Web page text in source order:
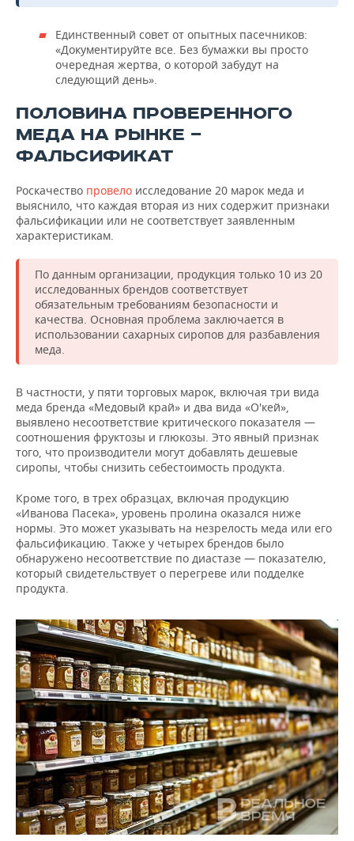
Единственный совет от опытных пасечников:
«Документируйте все. Без бумажки вы просто
очередная жертва, о которой забудут на
следующий день».
ПОЛОВИНА ПРОВЕРЕННОГО
МЕДА НА РЫНКЕ —
ФАЛЬСИФИКАТ
Роскачество провело исследование 20 марок меда и
выяснило, что каждая вторая из них содержит признаки
фальсификации или не соответствует заявленным
характеристикам.
По данным организации, продукция только 10 из 20
исследованных брендов соответствует
обязательным требованиям безопасности и
качества. Основная проблема заключается в
использовании сахарных сиропов для разбавления
меда.
В частности, у пяти торговых марок, включая три вида
меда бренда «Медовый край» и два вида «О'кей»,
выявлено несоответствие критического показателя —
соотношения фруктозы и глюкозы. Это явный признак
того, что производители могут добавлять дешевые
сиропы, чтобы снизить себестоимость продукта.
Кроме того, в трех образцах, включая продукцию
«Иванова Пасека», уровень пролина оказался ниже
нормы. Это может указывать на незрелость меда или его
фальсификацию. Также у четырех брендов было
обнаружено несоответствие по диастазе — показателю,
который свидетельствует о перегреве или подделке
продукта.